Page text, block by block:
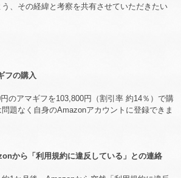
、その経緯と考察を共有させていただきたい
フの購入
のアマギフを103,800円（割引率 約14％）で購
題なく自身のAmazonアカウントに登録できま
から 「利用規約に違反している」との連絡